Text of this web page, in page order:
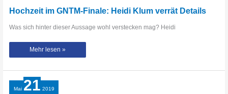
Hochzeit im GNTM-Finale: Heidi Klum verrät Details
Was sich hinter dieser Aussage wohl verstecken mag? Heidi
Hochzeit
GNTM-
Heidi
Klum
verrät
Details
Mehr lesen »
Mai 21 2019